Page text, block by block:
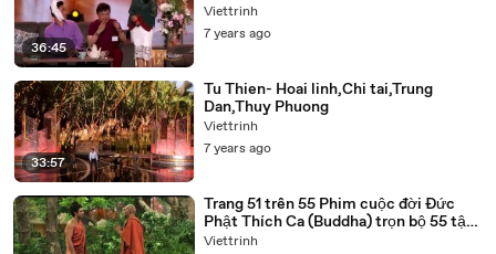
36:45
Viettrinh
7 years ago
33:57
Tu Thien- Hoai linh,Chi tai,Trung
Dan,Thuy Phuong
Viettrinh
7 years ago
Trang 51 trên 55 Phim cuộc đời Đức
Phật Thích Ca (Buddha) trọn bộ 55 tập
lồng tiếng
Viettrinh